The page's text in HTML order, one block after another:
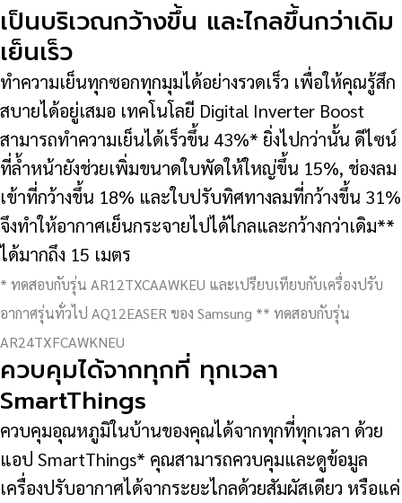
เป็นบริเวณกว้างขึ้น และไกลขึ้นกว่าเดิม
เย็นเร็ว
ทำความเย็นทุกซอกทุกมุมได้อย่างรวดเร็ว เพื่อให้คุณรู้สึก
สบายได้อยู่เสมอ เทคโนโลยี Digital Inverter Boost
สามารถทำความเย็นได้เร็วขึ้น 43%* ยิ่งไปกว่านั้น ดีไซน์
ที่ล้ำหน้ายังช่วยเพิ่มขนาดใบพัดให้ใหญ่ขึ้น 15%, ช่องลม
เข้าที่กว้างขึ้น 18% และใบปรับทิศทางลมที่กว้างขึ้น 31%
จึงทำให้อากาศเย็นกระจายไปได้ไกลและกว้างกว่าเดิม**
ได้มากถึง 15 เมตร
* ทดสอบกับรุ่น AR12TXCAAWKEU และเปรียบเทียบกับเครื่องปรับ
อากาศรุ่นทั่วไป AQ12EASER ของ Samsung ** ทดสอบกับรุ่น
AR24TXFCAWKNEU
ควบคุมได้จากทุกที่ ทุกเวลา
SmartThings
ควบคุมอุณหภูมิในบ้านของคุณได้จากทุกที่ทุกเวลา ด้วย
แอป SmartThings* คุณสามารถควบคุมและดูข้อมูล
เครื่องปรับอากาศได้จากระยะไกลด้วยสัมผัสเดียว หรือแค่